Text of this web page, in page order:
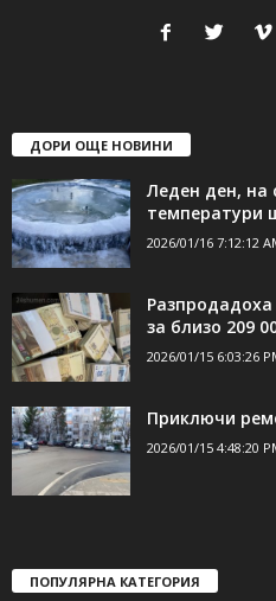
ДОРИ ОЩЕ НОВИНИ
Леден ден, на
температури
2026/01/16 7:12:12
за близо 209
2026/01/15 6:03:26
Приключи
2026/01/15 4:48:20
ПОПУЛЯРНА КАТЕГОРИЯ